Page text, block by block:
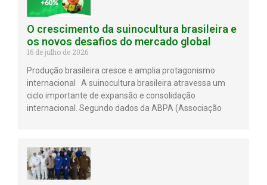
O crescimento da suinocultura brasileira e
os novos desafios do mercado global
16 de julho de 2026
Produção brasileira cresce e amplia protagonismo
internacional A suinocultura brasileira atravessa um
ciclo importante de expansão e consolidação
internacional. Segundo dados da ABPA (Associação